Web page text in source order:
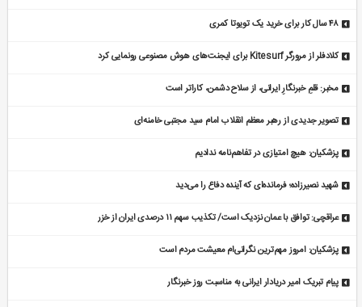
۴۸ سال کار برای خرید یک تویوتا کمری
کلادفلر از مرورگر Kitesurf برای ایجنت‌های هوش مصنوعی رونمایی کرد
مخبر: قلمِ خبرنگارِ ایرانی، از سلاح دشمن، کاراتر است
تصویر جدیدی از رهبر معظم انقلاب امام سید مجتبی خامنه‌ای
پزشکیان: هیچ امتیازی در تفاهم‌نامه ندادیم
شهید نصیرزاده؛ فرمانده‌ای که آینده دفاع را می‌دید
عراقچی: توافق با عمان نزدیک است/ تکذیب سهم ۱۱ درصدی ایران از خزر
پزشکیان: امروز مهم‌ترین نگرانی‌ام معیشت مردم است
پیام تبریک امیر دریادار ایرانی به مناسبت روز خبرنگار